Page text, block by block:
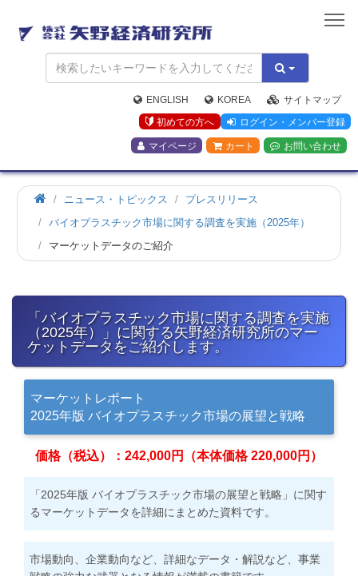
矢
野
経
済
研
究
所
ENGLISH KOREA
サイトマップ
初めての方へ
ログイン・メンバー登録
マイページ カート お問い合わせ
ホ
ニュース・トピックス
プレスリリース
バイオプラスチック市場に関する調査を実施（2025年）
マーケットデータのご紹介
「バイオプラスチック市場に関する調査を実施
（2025年）」に関する矢野経済研究所のマー
ケットデータをご紹介します。
マーケットレポート
2025年版 バイオプラスチック市場の展望と戦略
価格（税込）：242,000円（本体価格 220,000円）
「2025年版 バイオプラスチック市場の展望と戦略」に関す
るマーケットデータを詳細にまとめた資料です。
市場動向、企業動向など、詳細なデータ・解説など、事業